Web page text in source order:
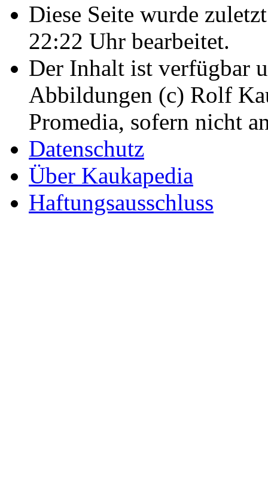
Diese Seite wurde
22:22 Uhr bearbeitet.
Der Inhalt ist verfügbar
Abbildungen (c) Rolf
Promedia, sofern nicht
Datenschutz
Über Kaukapedia
Haftungsausschluss